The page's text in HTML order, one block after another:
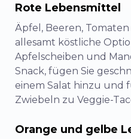
Rote Lebensmittel
Äpfel, Beeren,
allesamt köstliche
Apfelscheiben und
Snack, fügen Sie
einem Salat hinzu und
Zwiebeln zu Veggie-
Orange und gelbe